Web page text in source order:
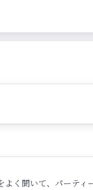
く聞いて、パーティ